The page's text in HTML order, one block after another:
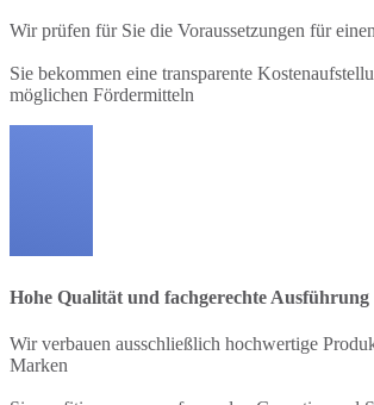
Wir prüfen für Sie die Voraussetzungen für
Sie bekommen eine transparente
möglichen Fördermitteln
Hohe Qualität und fachgerechte Ausführung
Wir verbauen ausschließlich hochwertige
Marken